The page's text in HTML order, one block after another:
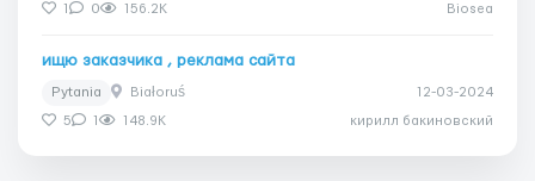
1 0 156.2K Biosea
ищю заказчика , реклама сайта
Pytania Białoruś 12-03-2024
5 1 148.9K кирилл бакиновский